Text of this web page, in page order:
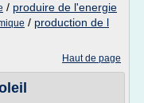
/ produire de l'energie
/ production de l
Haut de page